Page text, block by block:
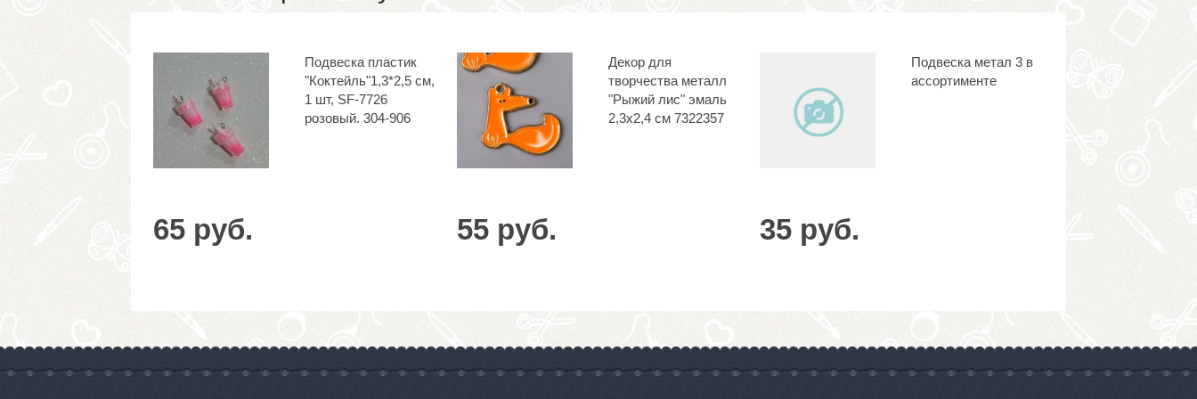
Подвеска пластик
"Коктейль"1,3*2,5 см,
1 шт, SF-7726
розовый. 304-906
65 руб.
Декор для
творчества металл
"Рыжий лис" эмаль
2,3х2,4 см 7322357
55 руб.
Подвеска метал 3 в
ассортименте
35 руб.